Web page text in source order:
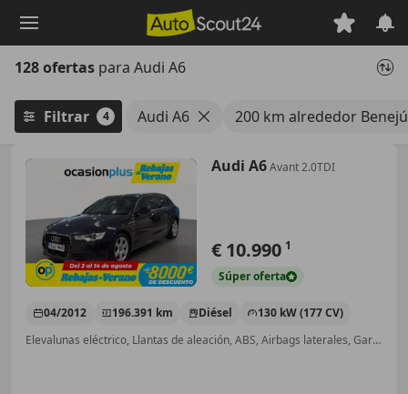
principal
128 ofertas para Audi A6
Filtrar 4 Audi A6 200 km alrededor
Audi A6Avant 2.0TDI
€ 10.990 1
Súperoferta
04/2012 196.391 km Diésel
130 kW (177 CV)
Elevalunas eléctrico, Llantas de aleación, ABS, Airbags laterales, Garantia, Isofix